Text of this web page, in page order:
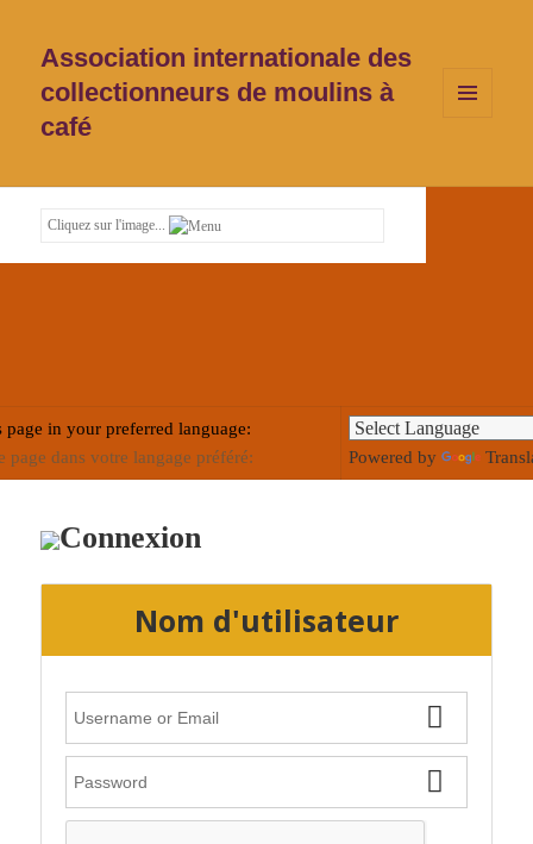
Association internationale des
collectionneurs de moulins à
café
Cliquez sur l'image...
page in your preferred language:
page dans votre langage préféré:
Powered by
Connexion
Nom d'utilisateur